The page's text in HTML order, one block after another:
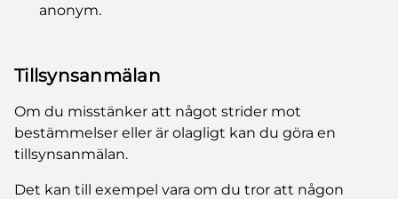
anonym.
Tillsynsanmälan
Om du misstänker att något strider mot
bestämmelser eller är olagligt kan du göra en
tillsynsanmälan.
Det kan till exempel vara om du tror att någon